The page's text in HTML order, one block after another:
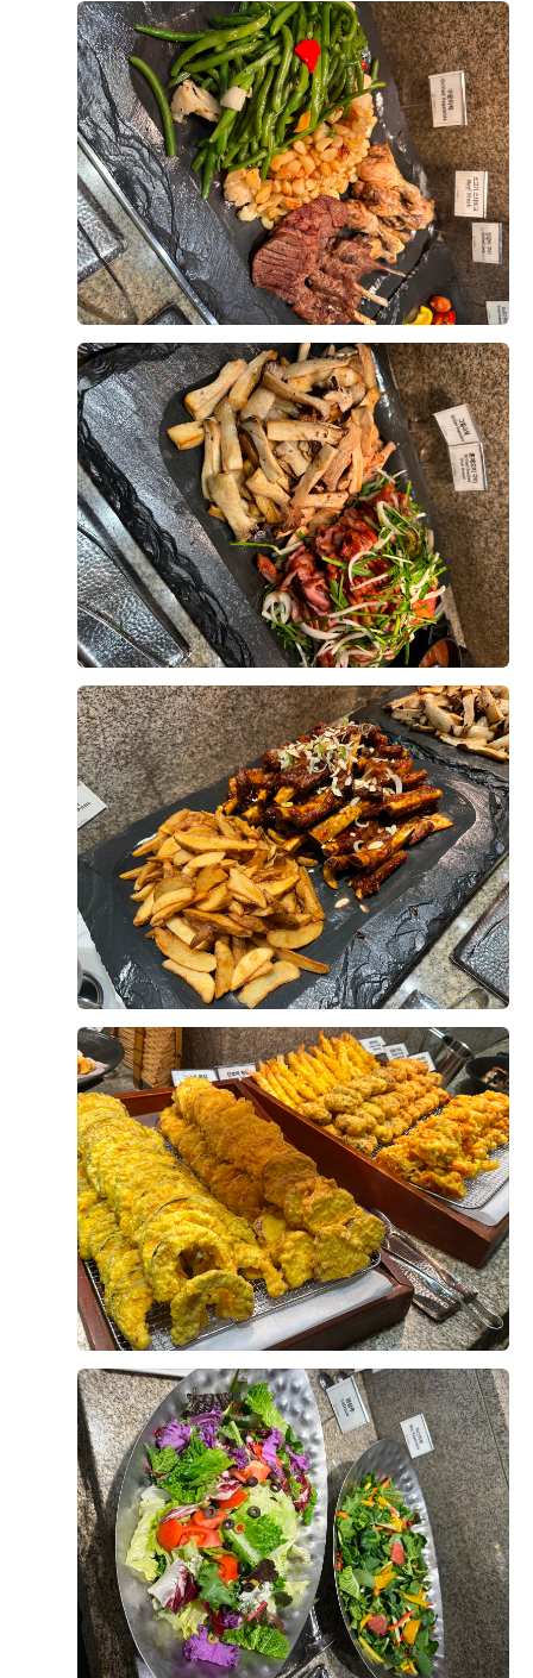
안내해주셔서 편하게 둘러볼 수 있었어요.
연회장 내부도 넓고 깔끔하게 관리되어 있었고, 테이블
간격도 여유로워서 하객분들이 식사하시기에 불편함이
없을 것 같다는 생각이 들었습니다.
다양한 메뉴가 준비되어 있었는데, 그중에서도 가장 기억
에 남았던 건 양갈비와 회였어요. 먼저 양갈비는 생각보
다 훨씬 부드러웠고 잡내가 전혀 느껴지지 않았어요. 육
즙도 풍부하고 고기가 촉촉해서 한입 먹자마자 "이건 꼭
다시 먹고 싶다"라는 생각이 들 정도였어요.
웨딩홀 음식이라고 해서 큰 기대를 하지 않았는데, 전문
레스토랑 못지않은 맛이라 정말 만족스러웠습니다.
그리고 회도 정말 인상적이었어요. 신선도가 좋아서 비린
맛이 전혀 없었고, 식감도 쫄깃해서 계속 손이 가더라고
요. 평소 회를 좋아하는 편인데, 하객분들도 충분히 만족
하실 것 같았어요. 다른 뷔페 메뉴들도 전체적으로 깔끔
하고 종류가 다양해서 남녀노소 누구나 맛있게 즐길 수
있을 것 같았습니다.
특히 부모님과 함께 시식을 진행했는데, 부모님께서도 음
식 퀄리티가 생각보다 좋다고 말씀하셔서 더욱 안심이 됐
어요. 결혼식을 준비하면서 하객분들 식사가 가장 신경
쓰이는 부분 중 하나였는데, 직접 먹어보니 걱정을 조금
덜 수 있었던 것 같습니다.
예식이 얼마 남지 않은 시점에서 웨딩홀 분위기와 연회장
까지 다시 둘러보니 결혼이 정말 실감 나더라고요. 두 달
뒤 이곳에서 소중한 분들을 모시고 식을 올린다고 생각하
니 설레기도 하고 긴장도 됐어요.
웨딩그룹위더스 영등포에서 예식을 준비하고 계신 예신,
예랑분들이라면 꼭 시식해보시는 걸 추천드려요. 직접 맛
을 보고 나면 훨씬 안심도 되고, 하객분들께 자신 있게 식
사를 추천할 수 있을 것 같아요. 개인적으로는 양갈비와
회는 꼭 드셔보셨으면 좋겠습니다. 정말 만족스러웠던 웨
딩홀 시식 후기였습니다. ??
+8
후기가 도움이 되었나요? 0
전재영, 서혜연 2026-08-02 12명 읽음
안녕하세요,
결혼식이 얼마 남지 않아 위더스 영등포 웨딩홀 시식에
다녀왔습니다.
한식, 중식, 양식, 해산물, 샐러드 등 메뉴 구성이 다양했
고, 음식마다 맛의 편차가 크지 않아 전반적으로 만족스
러웠습니다.
디저트도 과일, 케이크, 떡 등 여러 종류가 준비되어 있어
식사를 마무리하기 좋았습니다. 메인 음식뿐 아니라 후식
까지 선택지가 다양하다는 점도 마음에 들었습니다.
직원분들께서 빈 접시도 빨리빨리 치워주시고, 음식이 부
족하지 않도록 수시로 확인해 주셔서 편안하게 식사할 수
있었습니다.
직접 시식해 보니 하객분들께 무리 없이 만족스러운 식사
를 대접할 수 있을 것 같아 안심이 되었습니다. 음식 구성
과 맛, 서비스까지 전체적으로 고르게 잘 준비된 시식이
었습니다.
더 보기
+8
후기가 도움이 되었나요? 0
윤지훈, 이슬기 2026-08-02 2명 읽음
본식 한달 반 전 시식에 다녀왔는데 생각보다 만족스러웠
습니다. 음식 종류가 다양했고 한식, 양식, 중식, 디저트까
지 전반적으로 맛이 좋았습니다.
특히 스테이크가 안질기고 부드러워서 세번이나 먹었네
요..^^ 거기다 보쌈 묵은지는 팔면 사고싶을정도로.. 메인
외에도 사이드 하나하나에도 신경쓴 모습이 보여서 하객
분들도 식사만큼은 만족하시겠다는 생각이 들었습니다.
연회장도 깔끔하고 쾌적했으며, 음식도 안식고 부족한 메
뉴는 바로바로 채워주시고, 빈 접시도 빠르게 정리해 주
셔서 편안하게 식사할 수 있었습니다.
시식 전엔 걱정이 많았으나 직접 시식을 해보니 그런 걱
정 할필요가 없었네요. 다가오는 본식이 기대됩니다!
더 보기
+8
후기가 도움이 되었나요? 0
오상철, 이예림 2026-08-02 3명 읽음
웨딩그룹위더스 영등포점으로 계약한 이유를 남겨봐요.
가장 큰 이유는 상담이었어요. 플래너님이 전문성도 있으
시고, 처음이라 헷갈리는 부분들도 이해하기 쉽게 설명해
주셔서 믿음이 갔거든요.
두 번째는 웨딩그룹이라 스드메, 한복, 헤어메이크업까지
필요하면 한 곳에서 다 해결 가능하다는 점이었어요. 저
더 보기